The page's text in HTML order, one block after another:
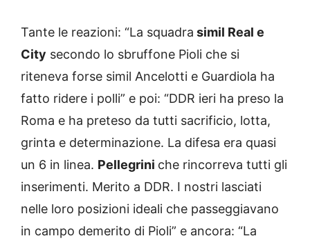
Tante le reazioni: “La squadra simil Real e
City secondo lo sbruffone Pioli che si
riteneva forse simil Ancelotti e Guardiola ha
fatto ridere i polli” e poi: “DDR ieri ha preso la
Roma e ha preteso da tutti sacrificio, lotta,
grinta e determinazione. La difesa era quasi
un 6 in linea. Pellegrini che rincorreva tutti gli
inserimenti. Merito a DDR. I nostri lasciati
nelle loro posizioni ideali che passeggiavano
in campo demerito di Pioli” e ancora: “La